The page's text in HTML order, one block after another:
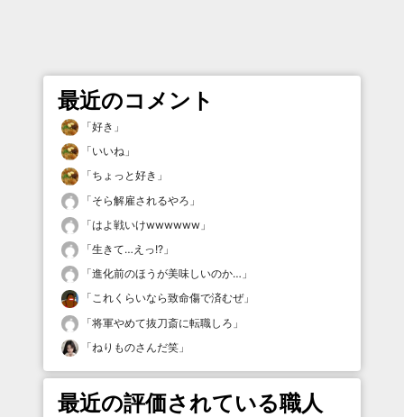
最近のコメント
「好き 」
「いいね 」
「ちょっと好き 」
「そら解雇されるやろ 」
「はよ戦いけwwwwww 」
「生きて…えっ!? 」
「進化前のほうが美味しいのか… 」
「これくらいなら致命傷で済むぜ」
「将軍やめて抜刀斎に転職しろ 」
「ねりものさんだ笑 」
最近の評価されている職人